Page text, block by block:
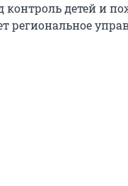
детей и
региональное